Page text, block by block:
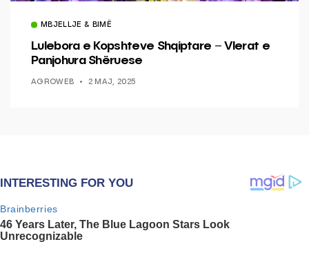
MBJELLJE & BIMË
Lulebora e Kopshteve Shqiptare – Vlerat e
Panjohura Shëruese
AGROWEB 2 MAJ, 2025